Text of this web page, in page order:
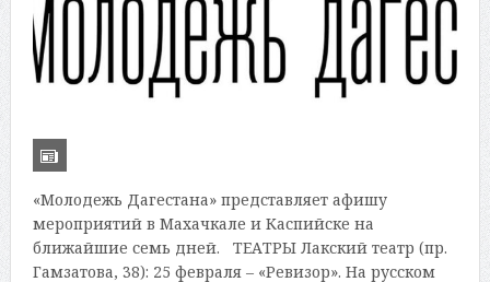
«Молодежь Дагестана» представляет афишу
мероприятий в Махачкале и Каспийске на
ближайшие семь дней. ТЕАТРЫ Лакский театр (пр.
Гамзатова, 38): 25 февраля – «Ревизор». На русском